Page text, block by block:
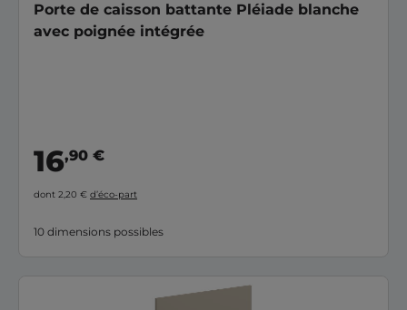
Porte de caisson battante Pléiade blanche
avec poignée intégrée
16,90 €
dont 2,20 € d’éco-part
10 dimensions possibles